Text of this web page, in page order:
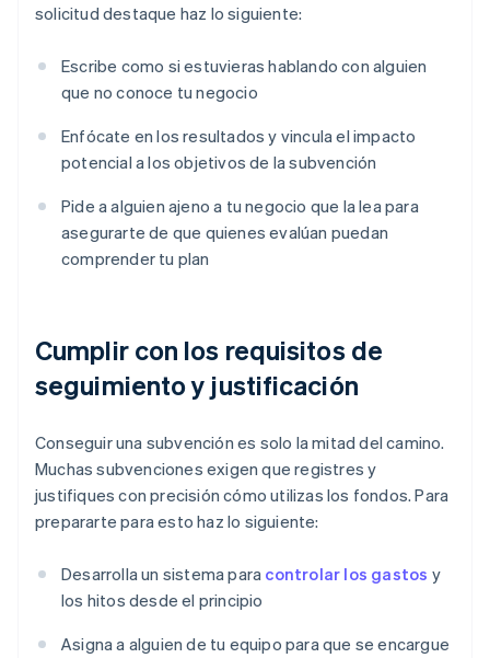
solicitud destaque haz lo siguiente:
Escribe como si estuvieras hablando con alguien
que no conoce tu negocio
Enfócate en los resultados y vincula el impacto
potencial a los objetivos de la subvención
Pide a alguien ajeno a tu negocio que la lea para
asegurarte de que quienes evalúan puedan
comprender tu plan
Cumplir con los requisitos de
seguimiento y justificación
Conseguir una subvención es solo la mitad del camino.
Muchas subvenciones exigen que registres y
justifiques con precisión cómo utilizas los fondos. Para
prepararte para esto haz lo siguiente:
Desarrolla un sistema para controlar los gastos y
los hitos desde el principio
Asigna a alguien de tu equipo para que se encargue